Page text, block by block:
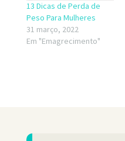
13 Dicas de Perda de
Peso Para Mulheres
31 março, 2022
Em "Emagrecimento"